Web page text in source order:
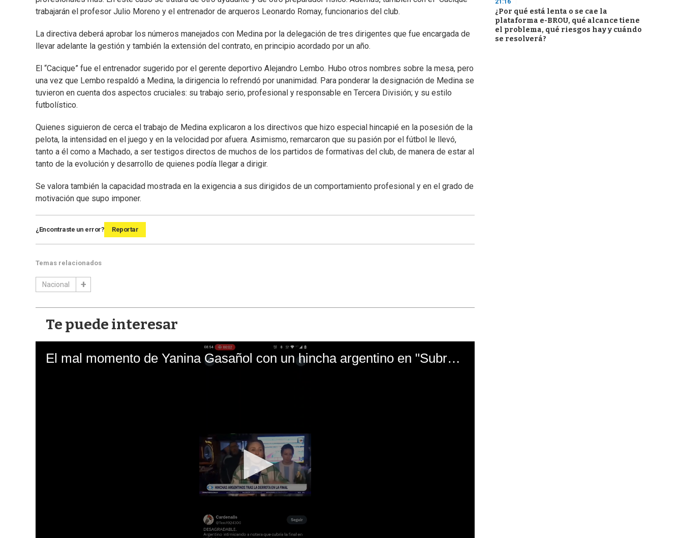
trabajarán el profesor Julio Moreno y el entrenador de arqueros Leonardo Romay, funcionarios del club.
La directiva deberá aprobar los números manejados con Medina por la delegación de tres dirigentes que fue encargada de
llevar adelante la gestión y también la extensión del contrato, en principio acordado por un año.
El “Cacique” fue el entrenador sugerido por el gerente deportivo Alejandro Lembo. Hubo otros nombres sobre la mesa, pero
una vez que Lembo respaldó a Medina, la dirigencia lo refrendó por unanimidad. Para ponderar la designación de Medina se
tuvieron en cuenta dos aspectos cruciales: su trabajo serio, profesional y responsable en Tercera División; y su estilo
futbolístico.
Quienes siguieron de cerca el trabajo de Medina explicaron a los directivos que hizo especial hincapié en la posesión de la
pelota, la intensidad en el juego y en la velocidad por afuera. Asimismo, remarcaron que su pasión por el fútbol le llevó,
tanto a él como a Machado, a ser testigos directos de muchos de los partidos de formativas del club, de manera de estar al
tanto de la evolución y desarrollo de quienes podía llegar a dirigir.
Se valora también la capacidad mostrada en la exigencia a sus dirigidos de un comportamiento profesional y en el grado de
motivación que supo imponer.
¿Encontraste un error? Reportar
Temas relacionados
Nacional
Te puede interesar
El mal momento de Yanina Gasañol con un hincha argentino en "Subrayado"
21:16
¿Por qué está lenta o se cae la
plataforma e-BROU, qué alcance tiene
el problema, qué riesgos hay y cuándo
se resolverá?